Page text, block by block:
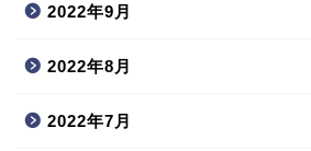
2022年9月
2022年8月
2022年7月